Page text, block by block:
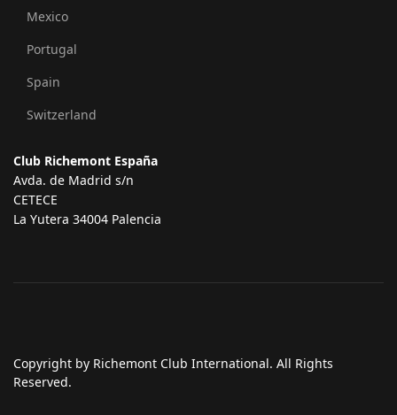
Mexico
Portugal
Spain
Switzerland
Club Richemont España
Avda. de Madrid s/n
CETECE
La Yutera 34004 Palencia
Copyright by Richemont Club International. All Rights
Reserved.